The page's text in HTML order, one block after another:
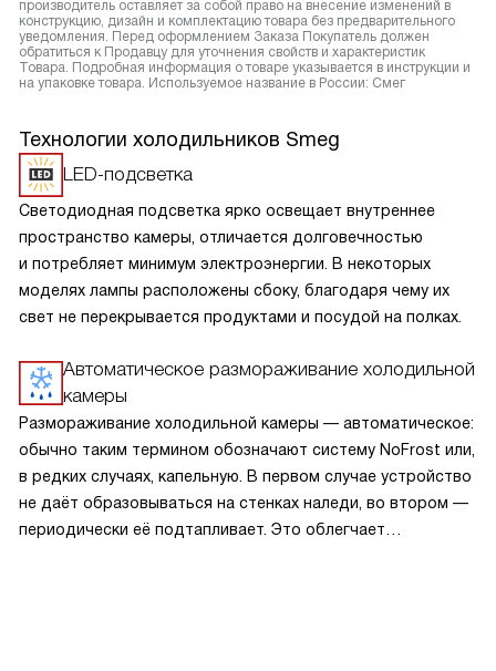
производитель оставляет за собой право на внесение изменений в
конструкцию, дизайн и комплектацию товара без предварительного
уведомления. Перед оформлением Заказа Покупатель должен
обратиться к Продавцу для уточнения свойств и характеристик
Товара. Подробная информация о товаре указывается в инструкции и
на упаковке товара. Используемое название в России: Смег
Технологии холодильников Smeg
LED-подсветка
Светодиодная подсветка ярко освещает внутреннее
пространство камеры, отличается долговечностью
и потребляет минимум электроэнергии. В некоторых
моделях лампы расположены сбоку, благодаря чему их
свет не перекрывается продуктами и посудой на полках.
Автоматическое размораживание холодильной
камеры
Размораживание холодильной камеры — автоматическое:
обычно таким термином обозначают систему NoFrost или,
в редких случаях, капельную. В первом случае устройство
не даёт образовываться на стенках наледи, во втором —
периодически её подтапливает. Это облегчает